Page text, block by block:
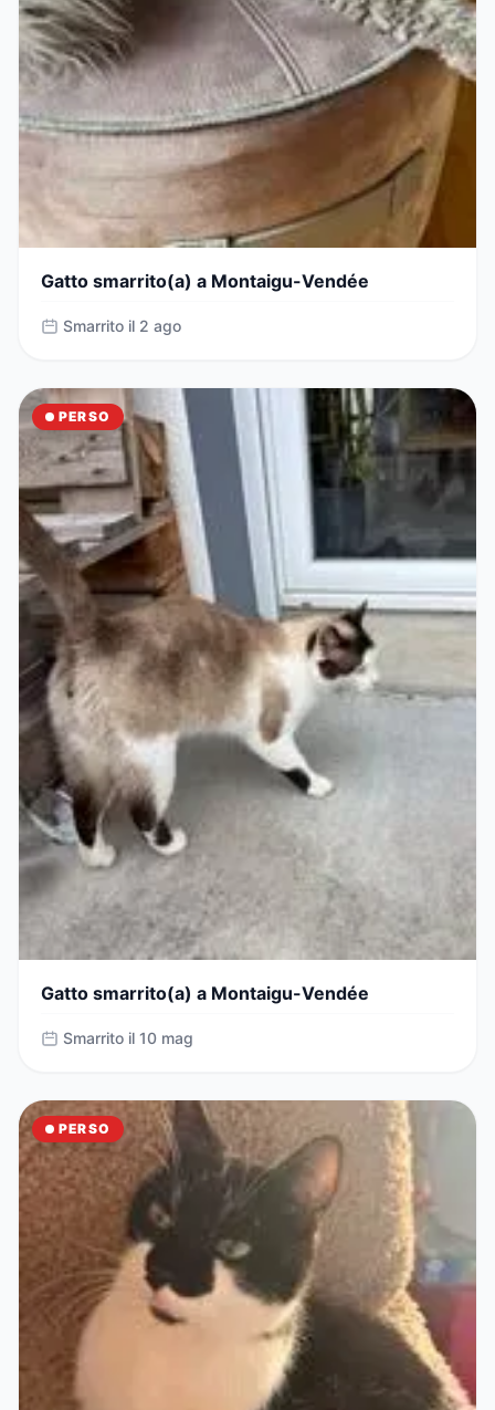
Gatto smarrito(a) a Montaigu-Vendée
Smarrito il 2 ago
PERSO
Gatto smarrito(a) a Montaigu-Vendée
Smarrito il 10 mag
PERSO